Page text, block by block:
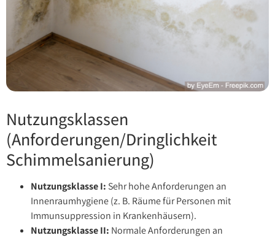
Nutzungsklassen
(Anforderungen/Dringlichkeit
Schimmelsanierung)
Nutzungsklasse I: Sehr hohe Anforderungen an
Innenraumhygiene (z. B. Räume für Personen mit
Immunsuppression in Krankenhäusern).
Nutzungsklasse II: Normale Anforderungen an